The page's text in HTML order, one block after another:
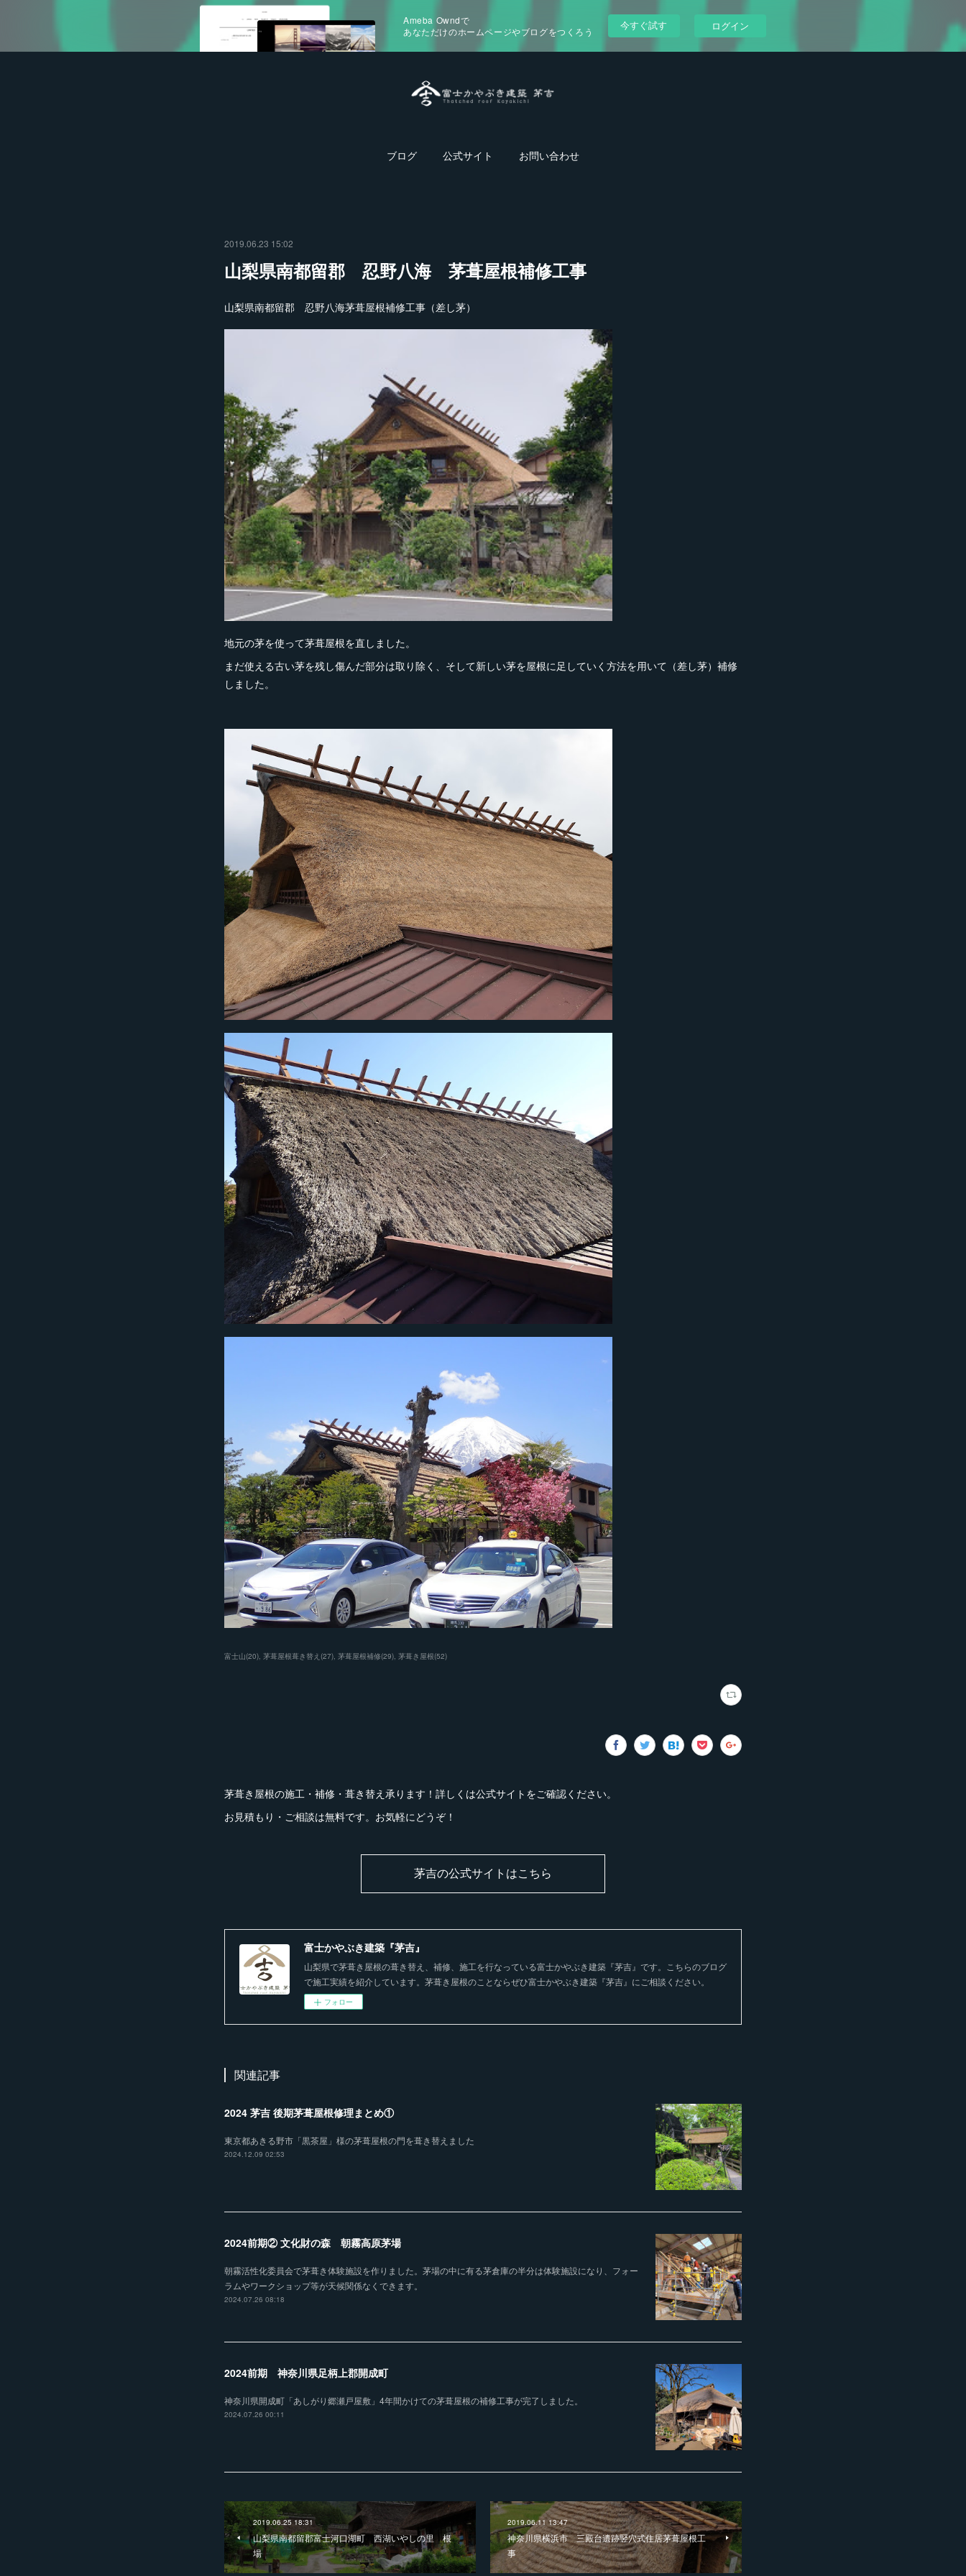
Ameba Owndで
あなただけのホームページやブログをつくろう
今すぐ試す ログイン
ブログ 公式サイト お問い合わせ
2019.06.23 15:02
山梨県南都留郡 忍野八海 茅葺屋根補修工事
山梨県南都留郡 忍野八海茅葺屋根補修工事（差し茅）
地元の茅を使って茅葺屋根を直しました。
まだ使える古い茅を残し傷んだ部分は取り除く、そして新しい茅を屋根に足していく方法を用いて（差し茅）補修
しました。
富士山(20) 茅葺屋根葺き替え (27) 茅葺屋根補修(29) 茅葺き屋根(52)
茅葺き屋根の施工・補修・葺き替え承ります！詳しくは公式サイトをご確認ください。
お見積もり・ご相談は無料です。お気軽にどうぞ！
茅吉の公式サイトはこちら
富士かやぶき建築『茅吉』
山梨県で茅葺き屋根の葺き替え、補修、施工を行なっている富士かやぶき建築『茅吉』です。こちらのブログ
で施工実績を紹介しています。茅葺き屋根のことならぜひ富士かやぶき建築『茅吉』にご相談ください。
フォロー
関連記事
2024 茅吉 後期茅葺屋根修理まとめ①
東京都あきる野市「黒茶屋」様の茅葺屋根の門を葺き替えました
2024.12.09 02:53
2024前期② 文化財の森 朝霧高原茅場
朝霧活性化委員会で茅葺き体験施設を作りました。茅場の中に有る茅倉庫の半分は体験施設になり、フォー
ラムやワークショップ等が天候関係なくできます。
2024.07.26 08:18
2024前期 神奈川県足柄上郡開成町
神奈川県開成町「あしがり郷瀬戸屋敷」4年間かけての茅葺屋根の補修工事が完了しました。
2024.07.26 00:11
2019.06.25 18:31
山梨県南都留郡富士河口湖町 西湖いやしの里 根
場
2019.06.11 13:47
神奈川県横浜市 三殿台遺跡竪穴式住居茅葺屋根工
事